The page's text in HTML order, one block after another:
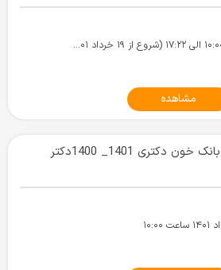
پنجشنبه‌ها ۱۰:۰۰ الی ۱۷:۲۲ (شروع از ۱۹ خرداد ۱۴۰۱)
مشاهده
همایش خون شناسی و بانک خون دکتری 1401_ 1400دکتر